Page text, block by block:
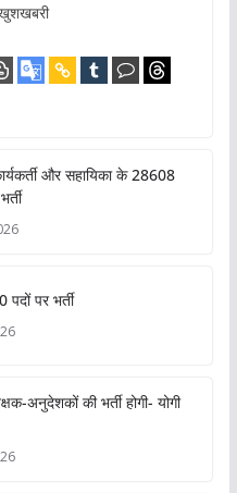
और सहायिका के 28608
पर भर्ती
अनुदेशकों की भर्ती होगी- योगी